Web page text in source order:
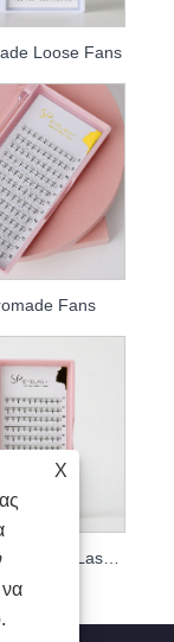
Loose Fans
Fans
X
να